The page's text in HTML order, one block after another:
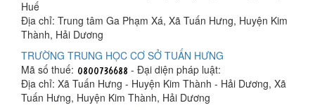
Huế
Địa chỉ: Trung tâm Ga Phạm Xá, Xã Tuấn Hưng, Huyện Kim
Thành, Hải Dương
TRƯỜNG TRUNG HỌC CƠ SỞ TUẤN HƯNG
Mã số thuế:
- Đại diện pháp luật:
Địa chỉ: Xã Tuấn Hưng - Huyện Kim Thành - Hải Dương, Xã
Tuấn Hưng, Huyện Kim Thành, Hải Dương